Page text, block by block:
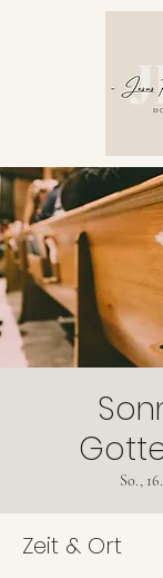
So.,
Zeit & Ort